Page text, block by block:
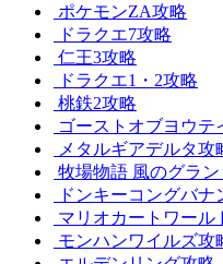
ポケモンZA攻略
ドラクエ7攻略
仁王3攻略
ドラクエ1・2攻略
桃鉄2攻略
ゴーストオブヨウテ
メタルギアデルタ攻
牧場物語 風のグラ
ドンキーコングバナ
マリオカートワール
モンハンワイルズ攻